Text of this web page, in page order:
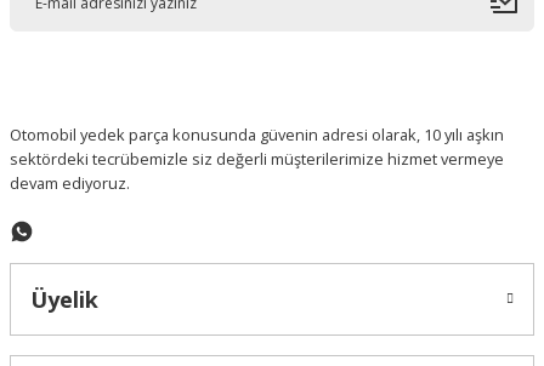
Otomobil yedek parça konusunda güvenin adresi olarak, 10 yılı aşkın
sektördeki tecrübemizle siz değerli müşterilerimize hizmet vermeye
devam ediyoruz.
Üyelik